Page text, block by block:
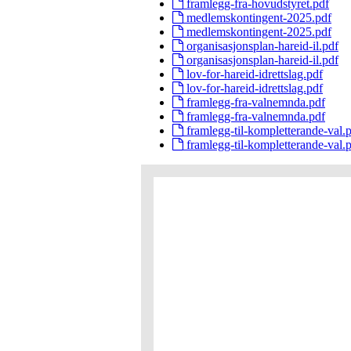
framlegg-fra-hovudstyret.pdf
medlemskontingent-2025.pdf
medlemskontingent-2025.pdf
organisasjonsplan-hareid-il.pdf
organisasjonsplan-hareid-il.pdf
lov-for-hareid-idrettslag.pdf
lov-for-hareid-idrettslag.pdf
framlegg-fra-valnemnda.pdf
framlegg-fra-valnemnda.pdf
framlegg-til-kompletterande-
framlegg-til-kompletterande-